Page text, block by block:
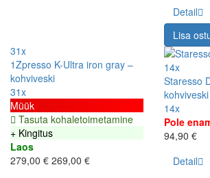
31x
1Zpresso K-Ultra iron gray –
kohviveski
31x
Müük
Tasuta kohaletoimetamine
+ Kingitus
Laos
279,00 € 269,00 €
Detail
Lisa
14x
Staresso
kohviveski
14x
Pole
94,90 €
Detail